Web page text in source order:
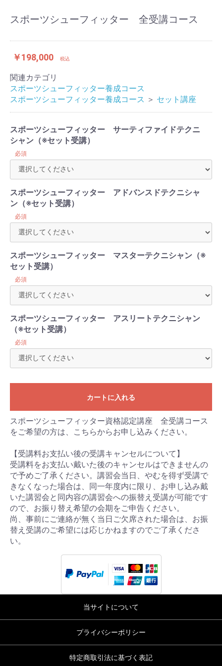
スポーツシューフィッター 全受講コース
￥198,000 税込
関連カテゴリ
スポーツシューフィッター養成コース
スポーツシューフィッター養成コース ＞ セット講座
スポーツシューフィッター サーティファイドテクニ
シャン（※セット受講）
必須
スポーツシューフィッター アドバンスドテクニシャ
ン（※セット受講）
必須
スポーツシューフィッター マスターテクニシャン（※
セット受講）
必須
スポーツシューフィッター アスリートテクニシャン
（※セット受講）
必須
カートに入れる
お買い物を続ける カートへ進む
スポーツシューフィッター資格認定講座 全受講コース
をご希望の方は、こちらからお申し込みください。
【受講料お支払い後の受講キャンセルについて】
受講料をお支払い戴いた後のキャンセルはできませんの
で予めご了承ください。講習会当日、やむを得ず受講で
きなくなった場合は、同一年度内に限り、お申し込み戴
いた講習会と同内容の講習会への振替え受講が可能です
ので、お振り替え希望の会期をご申告ください。
尚、事前にご連絡が無く当日ご欠席された場合は、お振
替え受講のご希望には応じかねますのでご了承くださ
い。
当サイトについて
プライバシーポリシー
特定商取引法に基づく表記